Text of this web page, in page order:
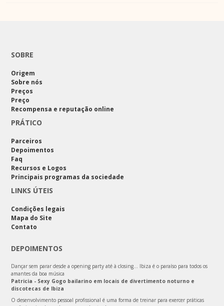
SOBRE
Origem
Sobre nós
Preços
Preço
Recompensa e reputação online
PRÁTICO
Parceiros
Depoimentos
Faq
Recursos e Logos
Principais programas da sociedade
LINKS ÚTEIS
Condições legais
Mapa do Site
Contato
DEPOIMENTOS
Dançar sem parar desde a opening party até à closing… Ibiza é o paraíso para todos os
amantes da boa música
Patricia - Sexy Gogo bailarino em locais de divertimento noturno e
discotecas de Ibiza
O desenvolvimento pessoal profissional é uma forma de treinar para exercer práticas